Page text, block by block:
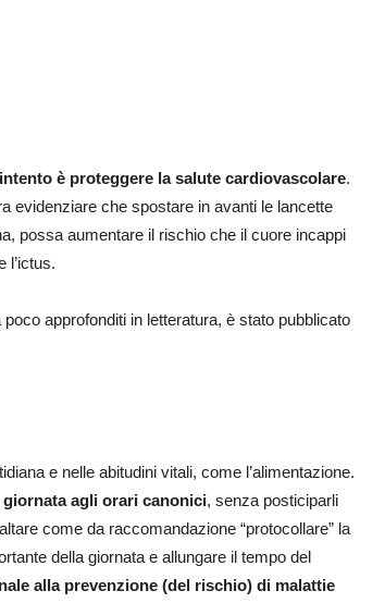
è proteggere la salute cardiovascolare.
evidenziare che spostare in avanti le lancette
possa aumentare il rischio che il cuore incappi
l’ictus.
approfonditi in letteratura, è stato pubblicato
e nelle abitudini vitali, come l’alimentazione.
agli orari canonici, senza posticiparli
come da raccomandazione “protocollare” la
della giornata e allungare il tempo del
alla prevenzione (del rischio) di malattie